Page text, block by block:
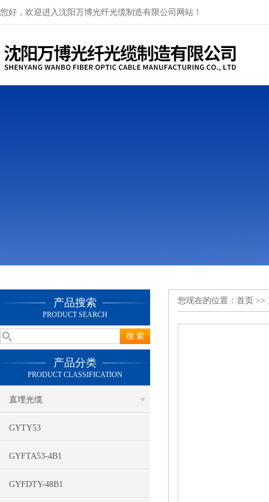
您好，欢迎进入沈阳万博光纤光缆制造有限公司网站！
产品搜索
PRODUCT SEARCH
产品分类
PRODUCT CLASSIFICATION
直埋光缆
GYTY53
GYFTA53-4B1
GYFDTY-48B1
您现在的位置： 首页 >>